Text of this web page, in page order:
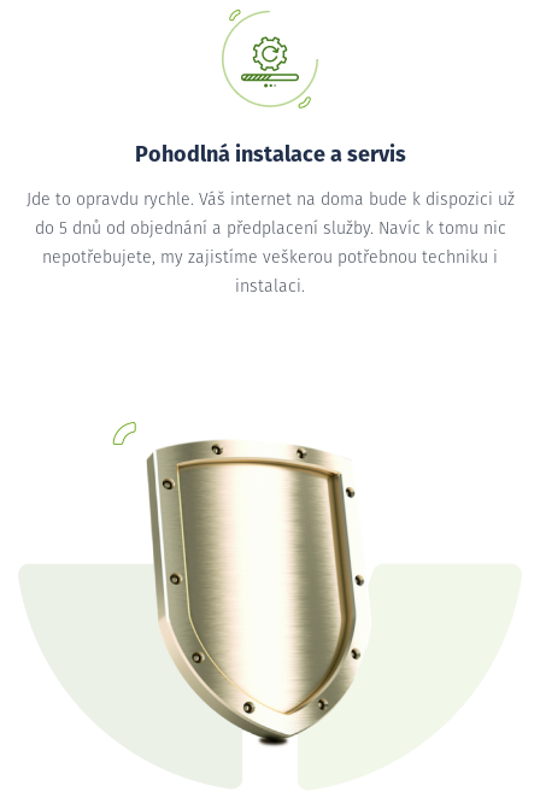
Pohodlná instalace a servis
Jde to opravdu rychle. Váš internet na doma bude k dispozici už
do 5 dnů od objednání a předplacení služby. Navíc k tomu nic
nepotřebujete, my zajistíme veškerou potřebnou techniku i
instalaci.